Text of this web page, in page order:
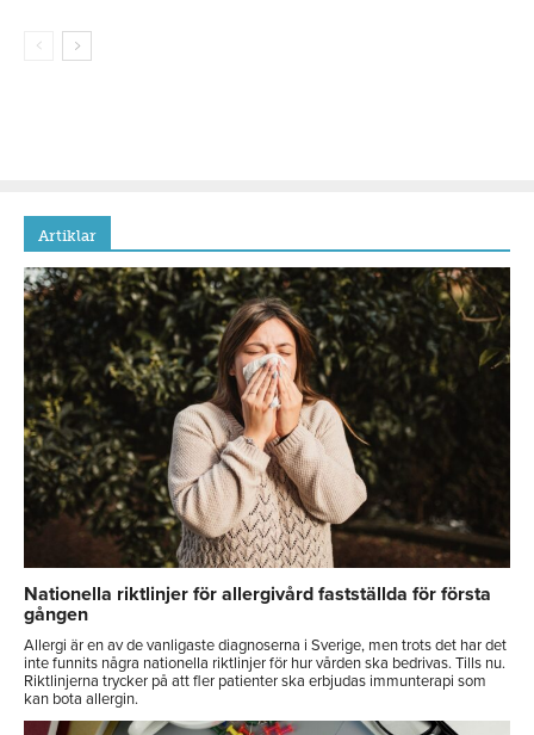
Artiklar
Nationella riktlinjer för allergivård fastställda för första
gången
Allergi är en av de vanligaste diagnoserna i Sverige, men trots det har det
inte funnits några nationella riktlinjer för hur vården ska bedrivas. Tills nu.
Riktlinjerna trycker på att fler patienter ska erbjudas immunterapi som
kan bota allergin.